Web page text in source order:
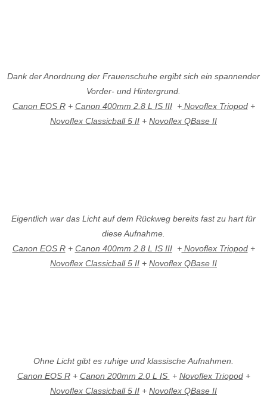
Dank der Anordnung der Frauenschuhe ergibt sich ein spannender
Vorder- und Hintergrund.
Canon EOS R+ Canon 400mm 2.8L IS III+Novoflex Triopod+
Novoflex Classicball 5 II + Novoflex QBase II
Eigentlich war das Licht auf dem Rückweg bereits fast zu hart für
diese Aufnahme.
Canon EOS R+ Canon 400mm 2.8L IS III+Novoflex Triopod+
Novoflex Classicball 5 II + Novoflex QBase II
Ohne Licht gibt es ruhige und klassische Aufnahmen.
Canon EOS R+ Canon 200mm 2.0L IS + Novoflex Triopod+
Novoflex Classicball 5 II + Novoflex QBase II